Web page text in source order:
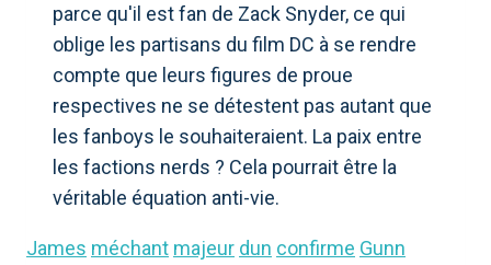
parce qu'il est fan de Zack Snyder, ce qui
oblige les partisans du film DC à se rendre
compte que leurs figures de proue
respectives ne se détestent pas autant que
les fanboys le souhaiteraient. La paix entre
les factions nerds ? Cela pourrait être la
véritable équation anti-vie.
James méchant majeur dun confirme Gunn